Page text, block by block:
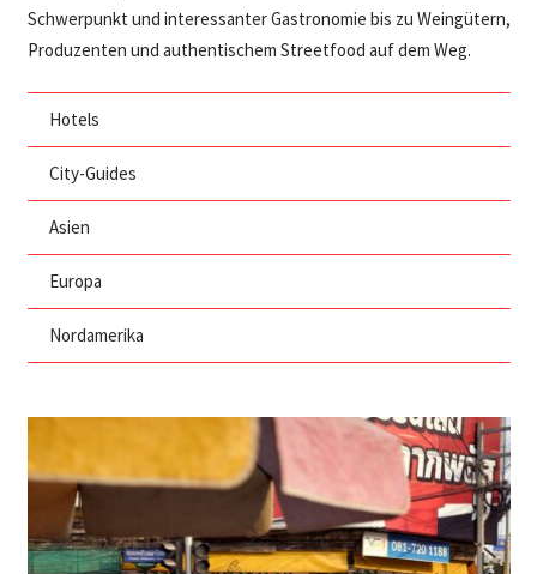
Schwerpunkt und interessanter Gastronomie bis zu Weingütern,
Produzenten und authentischem Streetfood auf dem Weg.
Hotels
City-Guides
Asien
Europa
Nordamerika